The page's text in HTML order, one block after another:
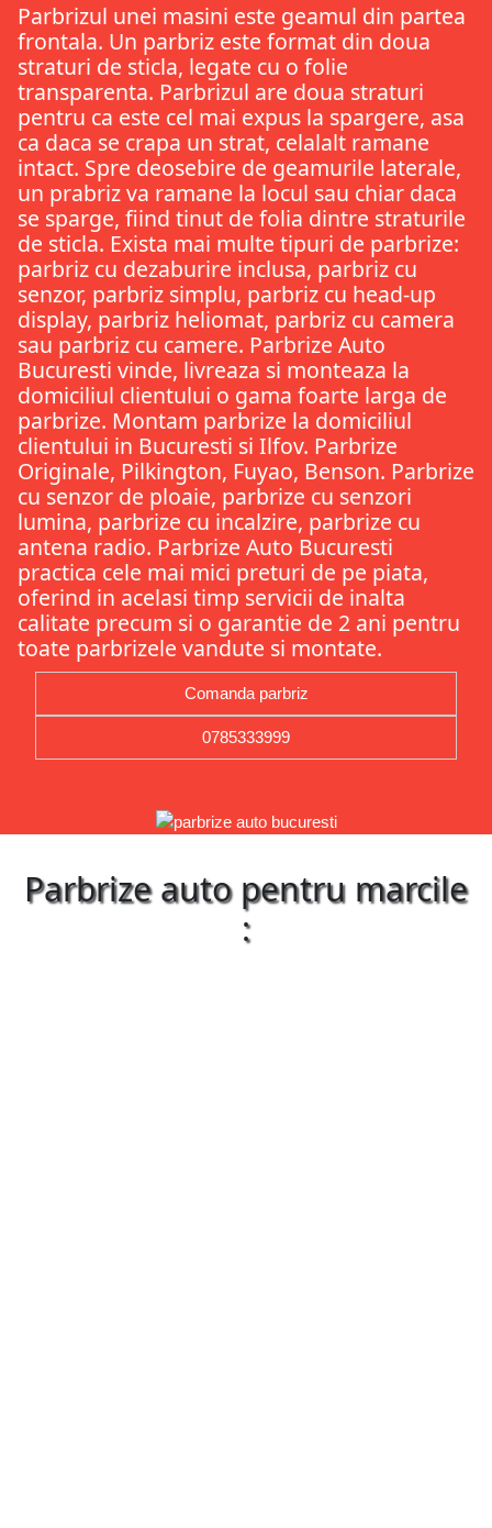
Parbrizul unei masini este geamul din partea
frontala. Un parbriz este format din doua
straturi de sticla, legate cu o folie
transparenta. Parbrizul are doua straturi
pentru ca este cel mai expus la spargere, asa
ca daca se crapa un strat, celalalt ramane
intact. Spre deosebire de geamurile laterale,
un prabriz va ramane la locul sau chiar daca
se sparge, fiind tinut de folia dintre straturile
de sticla. Exista mai multe tipuri de parbrize:
parbriz cu dezaburire inclusa, parbriz cu
senzor, parbriz simplu, parbriz cu head-up
display, parbriz heliomat, parbriz cu camera
sau parbriz cu camere. Parbrize Auto
Bucuresti vinde, livreaza si monteaza la
domiciliul clientului o gama foarte larga de
parbrize. Montam parbrize la domiciliul
clientului in Bucuresti si Ilfov. Parbrize
Originale, Pilkington, Fuyao, Benson. Parbrize
cu senzor de ploaie, parbrize cu senzori
lumina, parbrize cu incalzire, parbrize cu
antena radio. Parbrize Auto Bucuresti
practica cele mai mici preturi de pe piata,
oferind in acelasi timp servicii de inalta
calitate precum si o garantie de 2 ani pentru
toate parbrizele vandute si montate.
Comanda parbriz
0785333999
Parbrize auto pentru marcile
: